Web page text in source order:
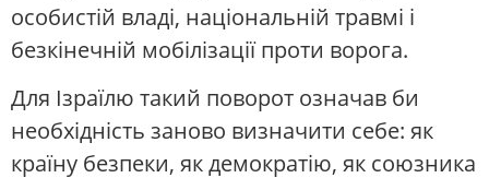
особистій владі, національній травмі і
безкінечній мобілізації проти ворога.
Для Ізраїлю такий поворот означав би
необхідність заново визначити себе: як
країну безпеки, як демократію, як союзника